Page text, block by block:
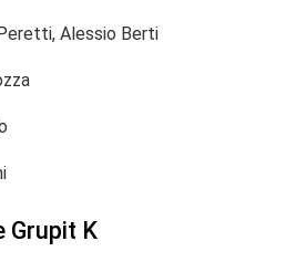
Alessio Berti
Grupit K